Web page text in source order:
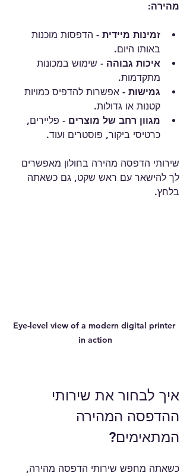
מהירה:
זמינות מיידית - הדפסות מוכנות
באותו היום.
איכות גבוהה - שימוש במכונות
מתקדמות.
גמישות - אפשרות להדפיס כמויות
קטנות או גדולות.
מגוון רחב של מוצרים - פליירים,
כרטיסי ביקור, פוסטרים ועוד.
שירותי הדפסה מהירה בחולון מאפשרים
לך להישאר עם ראש שקט, גם כשאתה
בלחץ.
Eye-level view of a modern digital printer
in action
איך לבחור את שירותי
ההדפסה המהירה
המתאימים?
כשאתה מחפש שירותי הדפסה מהירה,